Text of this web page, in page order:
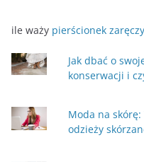
ile waży pierścionek
Jak dbać o
konserwacji i
Moda na
odzieży